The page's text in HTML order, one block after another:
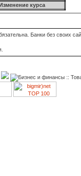
курса
Банки без своих